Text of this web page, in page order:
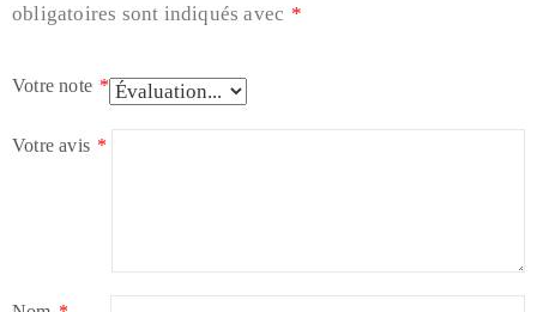
obligatoires sont indiqués avec *
Votre note *
Votre avis *